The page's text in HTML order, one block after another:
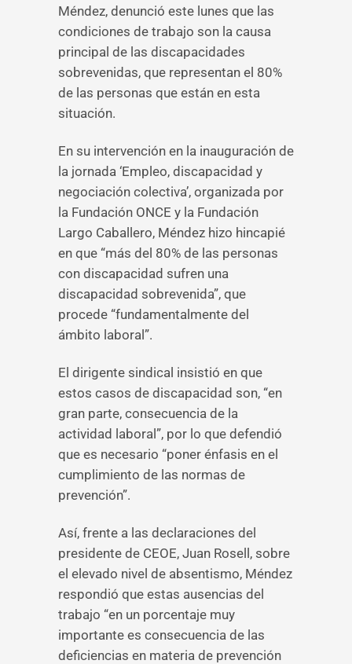
Méndez, denunció este lunes que las
condiciones de trabajo son la causa
principal de las discapacidades
sobrevenidas, que representan el 80%
de las personas que están en esta
situación.
En su intervención en la inauguración de
la jornada ‘Empleo, discapacidad y
negociación colectiva’, organizada por
la Fundación ONCE y la Fundación
Largo Caballero, Méndez hizo hincapié
en que “más del 80% de las personas
con discapacidad sufren una
discapacidad sobrevenida”, que
procede “fundamentalmente del
ámbito laboral”.
El dirigente sindical insistió en que
estos casos de discapacidad son, “en
gran parte, consecuencia de la
actividad laboral”, por lo que defendió
que es necesario “poner énfasis en el
cumplimiento de las normas de
prevención”.
Así, frente a las declaraciones del
presidente de CEOE, Juan Rosell, sobre
el elevado nivel de absentismo, Méndez
respondió que estas ausencias del
trabajo “en un porcentaje muy
importante es consecuencia de las
deficiencias en materia de prevención